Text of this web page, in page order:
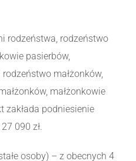
rodzeństwa, rodzeństwo
pasierbów,
małżonków,
małżonkowie
zakłada podniesienie
090 zł.
osoby) – z obecnych 4